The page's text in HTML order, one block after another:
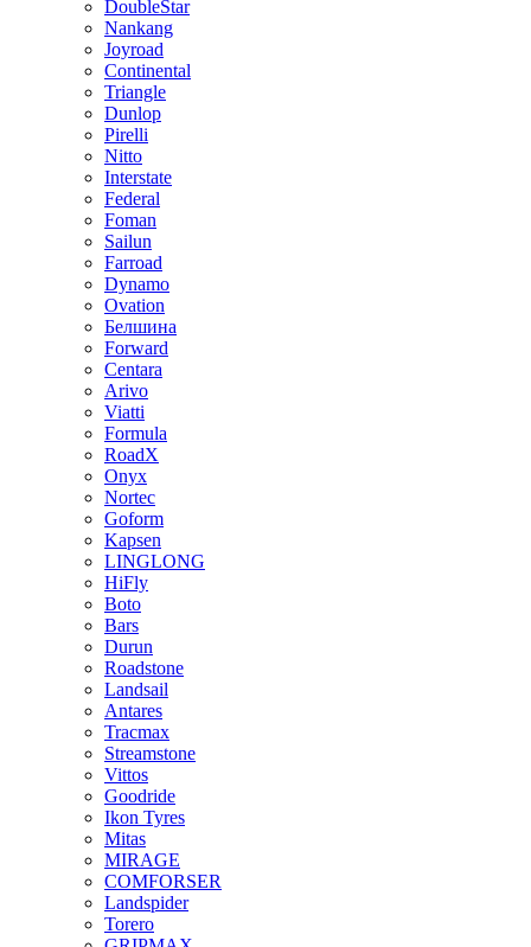
DoubleStar
Nankang
Joyroad
Continental
Triangle
Dunlop
Pirelli
Nitto
Interstate
Federal
Foman
Sailun
Farroad
Dynamo
Ovation
Белшина
Forward
Centara
Arivo
Viatti
Formula
RoadX
Onyx
Nortec
Goform
Kapsen
LINGLONG
HiFly
Boto
Bars
Durun
Roadstone
Landsail
Antares
Tracmax
Streamstone
Vittos
Goodride
Ikon Tyres
Mitas
MIRAGE
COMFORSER
Landspider
Torero